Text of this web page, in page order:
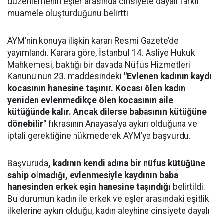
muamele oluşturduğunu belirtti
AYM’nin konuya ilişkin kararı Resmi Gazete’de
yayımlandı. Karara göre, İstanbul 14. Asliye Hukuk
Mahkemesi, baktığı bir davada Nüfus Hizmetleri
Kanunu'nun 23. maddesindeki "Evlenen kadının kaydı
kocasının hanesine taşınır. Kocası ölen kadın
yeniden evlenmedikçe ölen kocasının aile
kütüğünde kalır. Ancak dilerse babasının kütüğüne
dönebilir" fıkrasının Anayasa’ya aykırı olduğuna ve
iptali gerektiğine hükmederek AYM’ye başvurdu.
Başvuruda, kadının kendi adına bir nüfus kütüğüne
sahip olmadığı, evlenmesiyle kaydının baba
hanesinden erkek eşin hanesine taşındığı belirtildi.
Bu durumun kadın ile erkek ve eşler arasındaki eşitlik
ilkelerine aykırı olduğu, kadın aleyhine cinsiyete dayalı